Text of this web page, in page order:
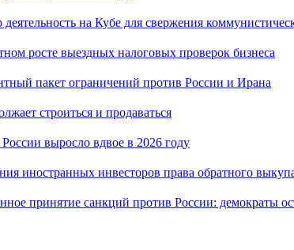
на Кубе для свержения
росте выездных налоговых проверок бизнеса
пакет ограничений против России и Ирана
строиться и продаваться
выросло вдвое в 2026 году
иностранных инвесторов права обратного
принятие санкций против России: демократы